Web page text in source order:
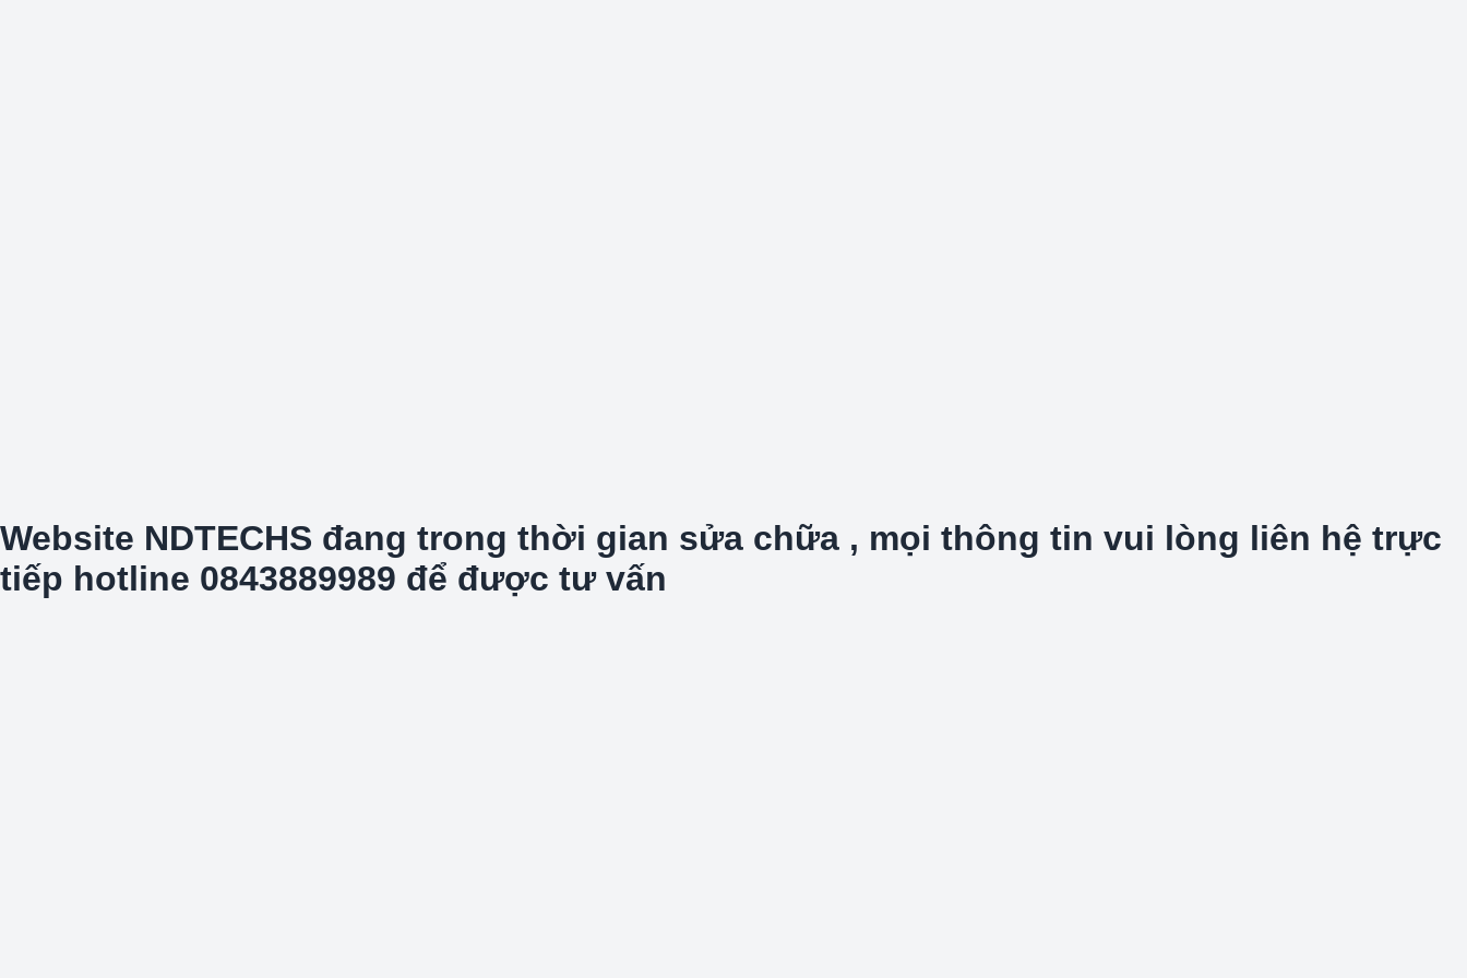
Website NDTECHS đang trong thời gian sửa chữa , mọi thông tin vui lòng liên hệ trực
tiếp hotline 0843889989 để được tư vấn